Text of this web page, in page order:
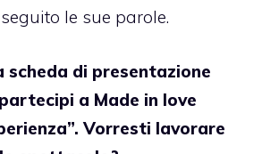
le sue parole.
scheda di presentazione
a Made in love
Vorresti lavorare